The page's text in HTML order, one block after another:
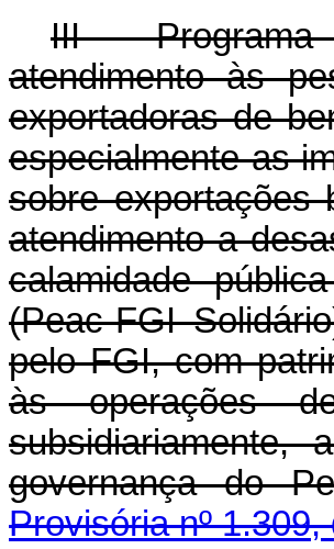
III - Programa
atendimento às
exportadoras de
especialmente as
sobre exportações
atendimento a
calamidade
(Peac-FGI
pelo FGI, com
às operações
governança
Provisória nº 1.309,